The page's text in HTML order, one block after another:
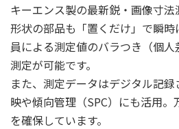
キーエンス製の最新鋭・画像寸
形状の部品も「置くだけ」で瞬
員による測定値のバラつき（個
測定が可能です。
また、測定データはデジタル記
映や傾向管理（SPC）にも活用。
を確保しています。